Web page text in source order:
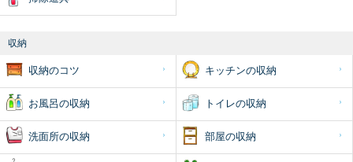
収納
収納のコツ キッチンの収納
お風呂の収納 トイレの収納
洗面所の収納 部屋の収納